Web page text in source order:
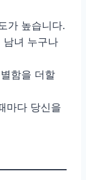
가 높습니다.
남녀 누구나
함을 더할
마다 당신을